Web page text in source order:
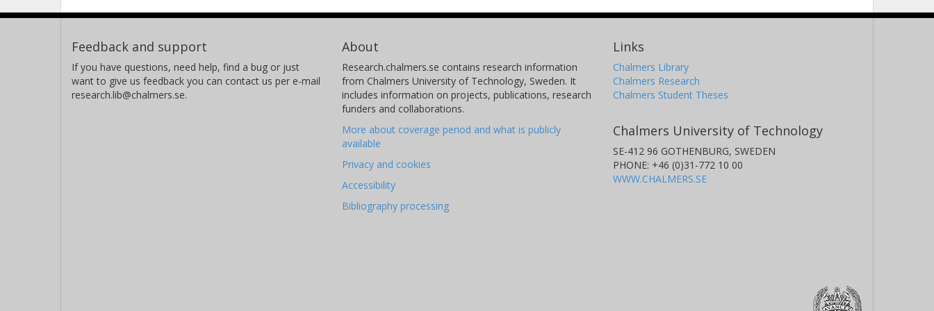
mikroskalan som fångar kornstorleksberoendet. (3) Att utnyttja de utvecklade
det homogeniserade materialet, exempelvis genom att bestämma
makroskopiska flytytor. (4) Att med hjälp av så kallad virtuell materialprovning
upprätta statistiska övre och undre gränser för de makroskopiska egenskaperna
Feedback and support
If you have questions, need help, find a bug or just
want to give us feedback you can contact us per e-mail
research.lib@chalmers.se.
About
Research.chalmers.se contains research information
from Chalmers University of Technology, Sweden. It
includes information on projects, publications, research
funders and collaborations.
More about coverage period and what is publicly
available
Privacy and cookies
Accessibility
Bibliography processing
Links
Chalmers Library
Chalmers Research
Chalmers Student Theses
Chalmers University of Technology
SE-412 96 GOTHENBURG, SWEDEN
PHONE: +46 (0)31-772 10 00
WWW.CHALMERS.SE